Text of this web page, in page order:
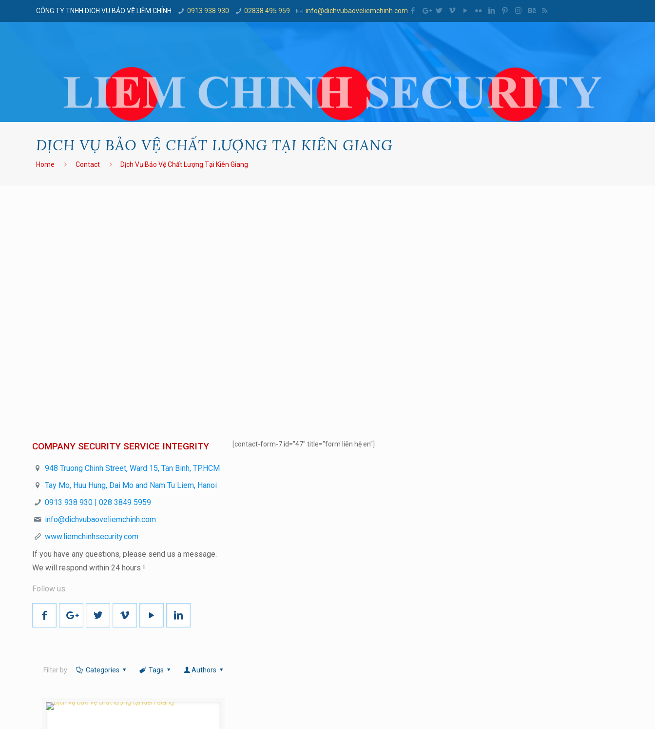
CÔNG TY TNHH DỊCH VỤ BẢO VỆ LIÊM CHÍNH 0913 938 930 02838 495 959 info@dichvubaoveliemchinh.com
DỊCH VỤ BẢO VỆ CHẤT LƯỢNG TẠI KIÊN GIANG
Home Contact Dịch Vụ Bảo Vệ Chất Lượng Tại Kiên Giang
COMPANY SECURITY SERVICE INTEGRITY
948 Truong Chinh Street, Ward 15, Tan Binh, TP.HCM
Tay Mo, Huu Hung, Dai Mo and Nam Tu Liem, Hanoi
0913 938 930 | 028 3849 5959
info@dichvubaoveliemchinh.com
www.liemchinhsecurity.com
If you have any questions, please send us a message.
We will respond within24 hours !
Follow us:
[contact-form-7 id="47" title="form liên hệ en"]
Filter by Categories Tags Authors